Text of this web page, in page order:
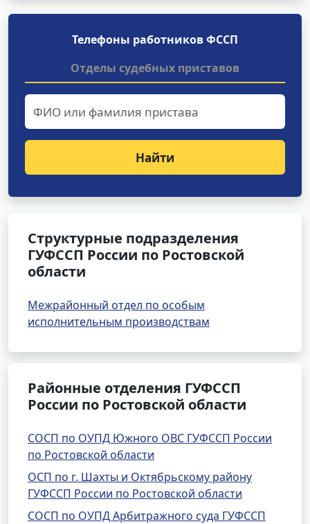
Телефоны работников ФССП
Отделы судебных приставов
Найти
Структурные подразделения
ГУФССП России по Ростовской
области
Межрайонный отдел по особым
исполнительным производствам
Районные отделения ГУФССП
России по Ростовской области
СОСП по ОУПД Южного ОВС ГУФССП России
по Ростовской области
ОСП по г. Шахты и Октябрьскому району
ГУФССП России по Ростовской области
СОСП по ОУПД Арбитражного суда ГУФССП